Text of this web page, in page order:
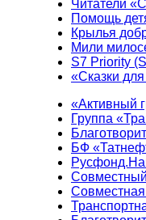
Читатели
Помощь
Крылья
Мили
S7 Priority
«Сказки
«Активный
Группа
БФ